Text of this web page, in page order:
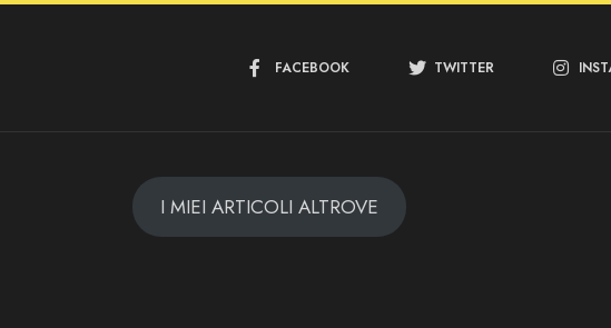
FACEBOOK TWITTER
I MIEI ARTICOLI ALTROVE